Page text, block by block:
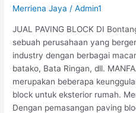
Merriena Jaya /Admin1
JUAL PAVING BLOCK DI
sebuah perusahaan yang
industry dengan berbagai
batako, Bata Ringan, dll.
merupakan beberapa
block untuk eksterior rumah.
Dengan pemasangan paving